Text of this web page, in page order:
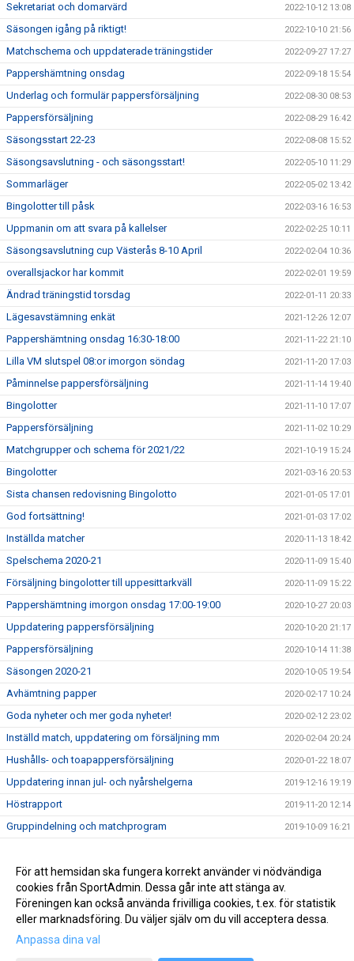
Sekretariat och domarvärd 2022-10-12 13:08
Säsongen igång på riktigt! 2022-10-10 21:56
Matchschema och uppdaterade träningstider 2022-09-27 17:27
Pappershämtning onsdag 2022-09-18 15:54
Underlag och formulär pappersförsäljning 2022-08-30 08:53
Pappersförsäljning 2022-08-29 16:42
Säsongsstart 22-23 2022-08-08 15:52
Säsongsavslutning - och säsongsstart! 2022-05-10 11:29
Sommarläger 2022-05-02 13:42
Bingolotter till påsk 2022-03-16 16:53
Uppmanin om att svara på kallelser 2022-02-25 10:11
Säsongsavslutning cup Västerås 8-10 April 2022-02-04 10:36
overallsjackor har kommit 2022-02-01 19:59
Ändrad träningstid torsdag 2022-01-11 20:33
Lägesavstämning enkät 2021-12-26 12:07
Pappershämtning onsdag 16:30-18:00 2021-11-22 21:10
Lilla VM slutspel 08:or imorgon söndag 2021-11-20 17:03
Påminnelse pappersförsäljning 2021-11-14 19:40
Bingolotter 2021-11-10 17:07
Pappersförsäljning 2021-11-02 10:29
Matchgrupper och schema för 2021/22 2021-10-19 15:24
Bingolotter 2021-03-16 20:53
Sista chansen redovisning Bingolotto 2021-01-05 17:01
God fortsättning! 2021-01-03 17:02
Inställda matcher 2020-11-13 18:42
Spelschema 2020-21 2020-11-09 15:40
Försäljning bingolotter till uppesittarkväll 2020-11-09 15:22
Pappershämtning imorgon onsdag 17:00-19:00 2020-10-27 20:03
Uppdatering pappersförsäljning 2020-10-20 21:17
Pappersförsäljning 2020-10-14 11:38
Säsongen 2020-21 2020-10-05 19:54
Avhämtning papper 2020-02-17 10:24
Goda nyheter och mer goda nyheter! 2020-02-12 23:02
Inställd match, uppdatering om försäljning mm 2020-02-04 20:24
Hushålls- och toapappersförsäljning 2020-01-22 18:07
Uppdatering innan jul- och nyårshelgerna 2019-12-16 19:19
Höstrapport 2019-11-20 12:14
Gruppindelning och matchprogram 2019-10-09 16:21
Säsongsupplägg 2019-10-03 10:35
Säsongsstart 2019-08-23 18:36
För att hemsidan ska fungera korrekt använder vi nödvändiga
cookies från SportAdmin. Dessa går inte att stänga av.
Föreningen kan också använda frivilliga cookies, t.ex. för statistik
eller marknadsföring. Du väljer själv om du vill acceptera dessa.
Anpassa dina val